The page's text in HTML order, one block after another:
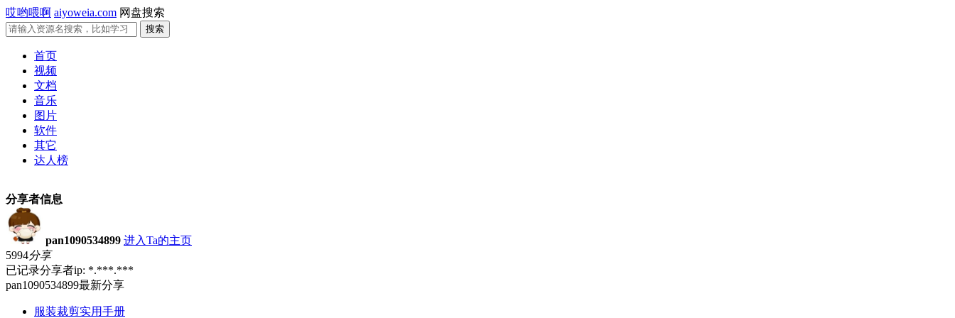
哎哟喂啊 aiyoweia.com 网盘搜索
首页
视频
文档
音乐
图片
软件
其它
达人榜
分享者信息
pan1090534899 进入Ta的主页
5994分享
已记录分享者ip: *.***.***
pan1090534899最新分享
服装裁剪实用手册